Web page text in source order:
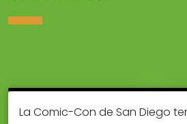
La Comic-Con de San Diego